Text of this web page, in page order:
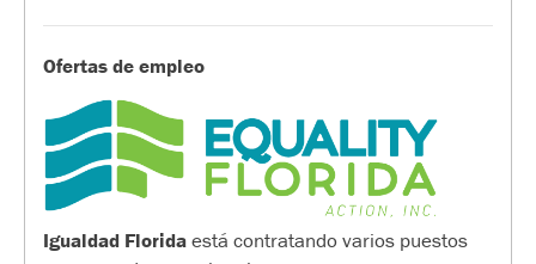
Ofertas de empleo
Igualdad Floridaestá contratando varios puestos